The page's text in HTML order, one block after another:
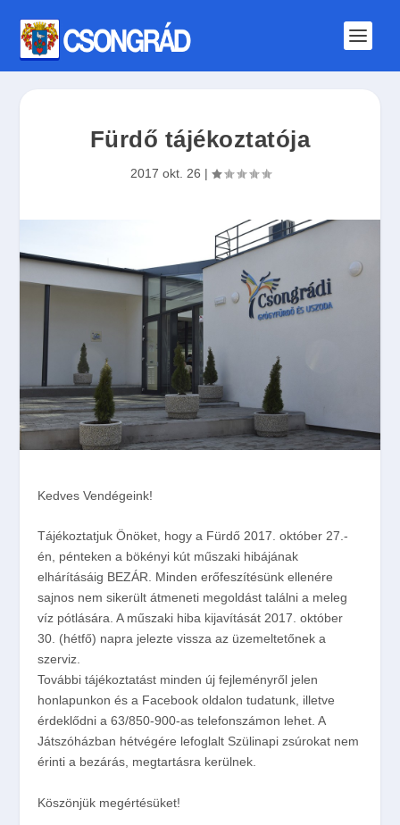
Fürdő tájékoztatója
2017 okt. 26 |
Kedves Vendégeink!
Tájékoztatjuk Önöket, hogy a Fürdő 2017. október 27.-
én, pénteken a bökényi kút műszaki hibájának
elhárításáig BEZÁR. Minden erőfeszítésünk ellenére
sajnos nem sikerült átmeneti megoldást találni a meleg
víz pótlására. A műszaki hiba kijavítását 2017. október
30. (hétfő) napra jelezte vissza az üzemeltetőnek a
szerviz.
További tájékoztatást minden új fejleményről jelen
honlapunkon és a Facebook oldalon tudatunk, illetve
érdeklődni a 63/850-900-as telefonszámon lehet. A
Játszóházban hétvégére lefoglalt Szülinapi zsúrokat nem
érinti a bezárás, megtartásra kerülnek.
Köszönjük megértésüket!